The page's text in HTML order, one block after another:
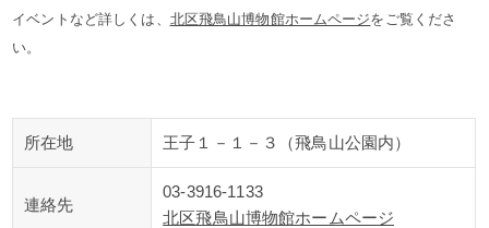
イベントなど詳しくは、 北区飛鳥山博物館ホームページをご覧くださ
い。
所在地 王子１－１－３（飛鳥山公園内）
連絡先
03-3916-1133
北区飛鳥山博物館ホームページ